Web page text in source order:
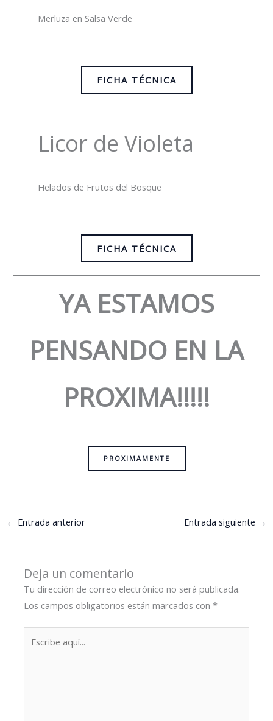
Merluza en Salsa Verde
FICHA TÉCNICA
Licor de Violeta
Helados de Frutos del Bosque
FICHA TÉCNICA
YA ESTAMOS
PENSANDO EN LA
PROXIMA!!!!!
PROXIMAMENTE
← Entrada anterior Entrada siguiente →
Deja un comentario
Tu dirección de correo electrónico no será publicada.
Los campos obligatorios están marcados con*